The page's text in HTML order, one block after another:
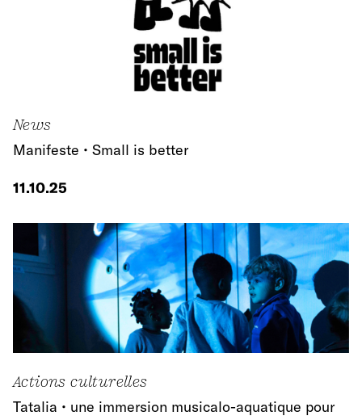
News
Manifeste • Small is better
11.10.25
Actions culturelles
Tatalia • une immersion musicalo-aquatique pour